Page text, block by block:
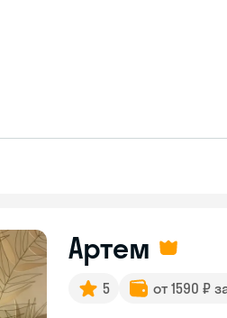
Артем
5 от 1590 ₽